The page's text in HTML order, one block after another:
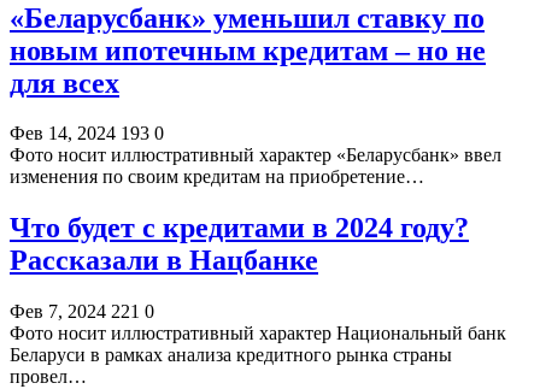
«Беларусбанк» уменьшил ставку по
новым ипотечным кредитам – но не
для всех
Фев 14, 2024 193 0
Фото носит иллюстративный характер «Беларусбанк» ввел
изменения по своим кредитам на приобретение…
Что будет с кредитами в 2024 году?
Рассказали в Нацбанке
Фев 7, 2024 221 0
Фото носит иллюстративный характер Национальный банк
Беларуси в рамках анализа кредитного рынка страны
провел…